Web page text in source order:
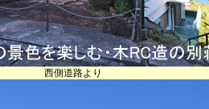
道路より